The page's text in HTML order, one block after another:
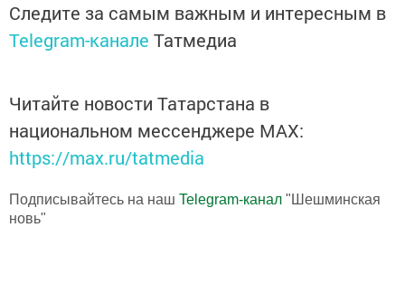
Следите за самым важным и интересным в
Telegram-канале Татмедиа
Читайте новости Татарстана в
национальном мессенджере MАХ:
https://max.ru/tatmedia
Подписывайтесь на наш Telegram-канал "Шешминская
новь"